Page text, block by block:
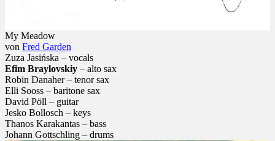
My Meadow
von Fred Garden
Zuza Jasińska – vocals
Efim Braylovskiy – alto sax
Robin Danaher – tenor sax
Elli Sooss – baritone sax
David Pöll – guitar
Jesko Bollosch – keys
Thanos Karakantas – bass
Johann Gottschling – drums